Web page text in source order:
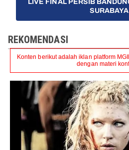
LIVE FINAL PERSIB
SURABAYA